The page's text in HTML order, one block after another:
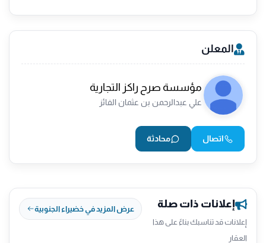
المعلن
مؤسسة صرح راكز التجارية
علي عبدالرحمن بن عثمان الفائز
اتصال محادثة
إعلانات ذات صلة
إعلانات قد تناسبك بناءً على هذا
العقار
عرض المزيد في خضيراء الجنوبية